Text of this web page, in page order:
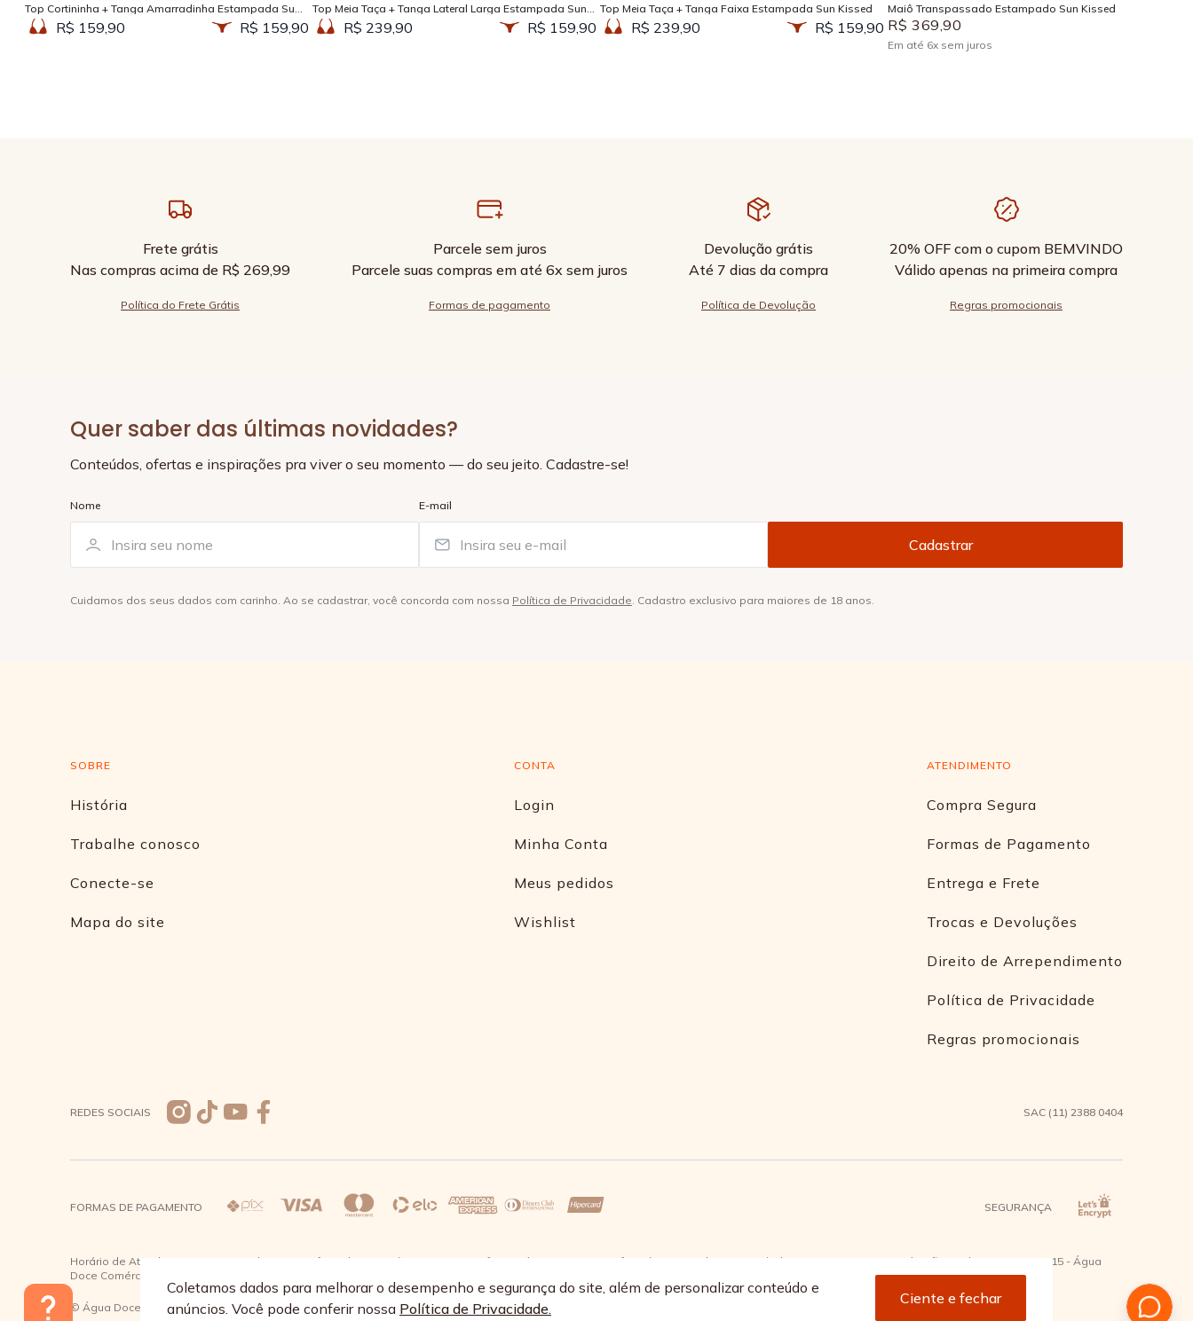
Coletamos dados para melhorar o desempenho e segurança do site, além de personalizar conteúdo e
anúncios. Você pode conferir nossa Política de Privacidade.
Ciente e fechar
Top Cortininha + Tanga Amarradinha Estampada Sun
Kissed R$ 159,90 R$ 159,90
Top Meia Taça + Tanga Lateral Larga Estampada Sun
Kissed R$ 239,90 R$ 159,90
Top Meia Taça + Tanga Faixa Estampada Sun Kissed
R$ 239,90 R$ 159,90
Maiô Transpassado Estampado Sun Kissed
R$ 369 ,90
Em até 6x sem juros
Frete grátis
Nas compras acima de R$ 269,99
Política do Frete Grátis
Parcele sem juros
Parcele suas compras em até 6x sem juros
Formas de pagamento
Devolução grátis
Até 7 dias da compra
Política de Devolução
20% OFF com o cupom BEMVINDO
Válido apenas na primeira compra
Regras promocionais
Quer saber das últimas novidades?
Conteúdos, ofertas e inspirações pra viver o seu momento — do seu jeito. Cadastre-se!
Nome E-mail
Cuidamos dos seus dados com carinho. Ao se cadastrar, você concorda com nossa Política de Privacidade. Cadastro exclusivo para maiores de 18 anos.
SOBRE
História
Trabalhe conosco
Conecte-se
Mapa do site
CONTA
Login
Minha Conta
Meus pedidos
Wishlist
ATENDIMENTO
Compra Segura
Formas de Pagamento
Entrega e Frete
Trocas e Devoluções
Direito de Arrependimento
Política de Privacidade
Regras promocionais
REDES SOCIAIS SAC (11) 2388 0404
FORMAS DE PAGAMENTO SEGURANÇA
Horário de Atendimento: De segunda a quinta-feira das 08:30 às 17:30 e sexta-feira até as 16:30, exceto feriados - Rua Alpont, 428 nível 2 - Bairro Capuava Mauá - São Paulo, CEP: 09380-115 - Água
Doce Comércio de Roupas e Acessórios Ltda - CNPJ: 57.484.768/0064-89
© Água Doce 2026 - Todos os direitos reservados